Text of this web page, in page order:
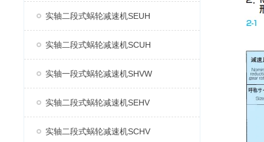
实轴二段式蜗轮减速机SEUH
实轴二段式蜗轮减速机SCUH
实轴一段式蜗轮减速机SHVW
实轴二段式蜗轮减速机SEHV
实轴二段式蜗轮减速机SCHV